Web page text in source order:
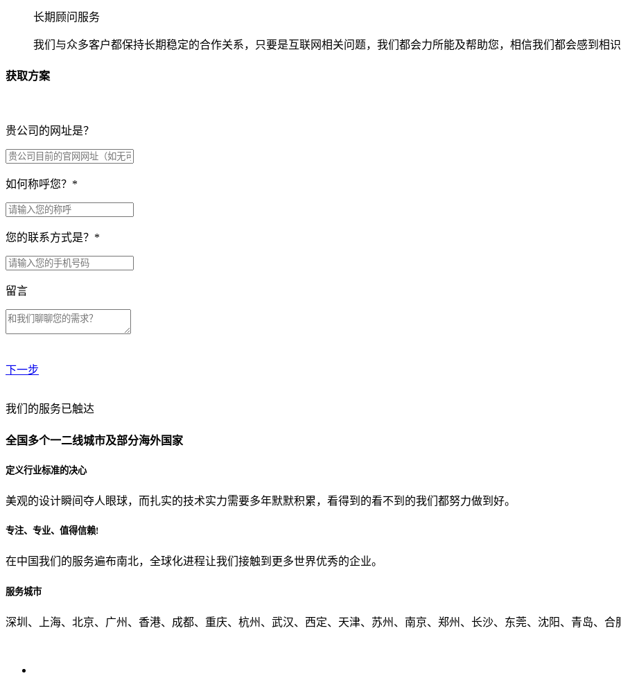
长期顾问服务
我们与众多客户都保持长期稳定的合作关系，只要是互联网相关问题，我们都会力所能及帮助您，相信我们都会感到相
获取方案
贵公司的网址是？
如何称呼您？ *
您的联系方式是？ *
留言
下一步
贵公司预算范围是？
贵公司的团队规模是？
从哪里了解到我们？
我们的服务已触达
全国多个一二线城市及部分海外国家
定义行业标准的决心
美观的设计瞬间夺人眼球，而扎实的技术实力需要多年默默积累，看得到的看不到的我们都努力做到好。
专注、专业、值得信赖!
在中国我们的服务遍布南北，全球化进程让我们接触到更多世界优秀的企业。
服务城市
深圳、上海、北京、广州、香港、成都、重庆、杭州、武汉、西定、天津、苏州、南京、郑州、长沙、东莞、沈阳、青岛、合